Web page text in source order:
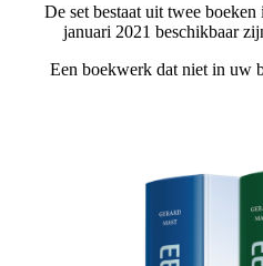
De set bestaat uit twee boeken
januari 2021 beschikbaar
Een boekwerk dat niet in uw